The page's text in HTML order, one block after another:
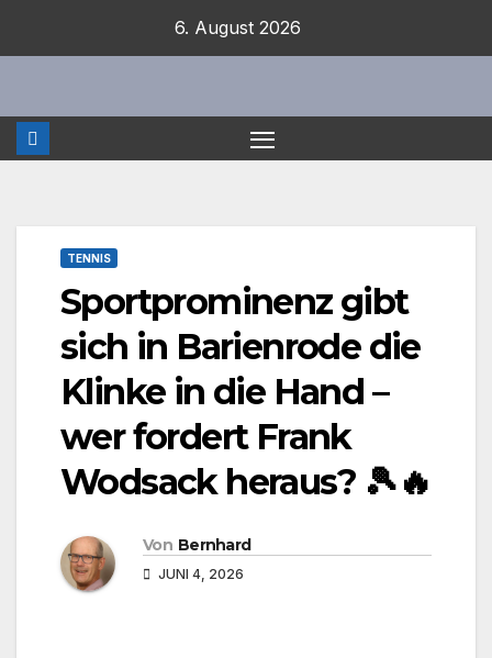
6. August 2026
TENNIS
Sportprominenz gibt
sich in Barienrode die
Klinke in die Hand –
wer fordert Frank
Wodsack heraus? 🎾🔥
Von Bernhard
JUNI 4, 2026